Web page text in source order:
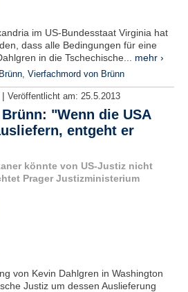
im US-Bundesstaat Virginia hat
dass alle Bedingungen für eine
in die Tschechische... mehr ›
Brünn, Vierfachmord von Brünn
| Veröffentlicht am: 25.5.2013
"Wenn die USA
entgeht er
könnte von US-Justiz nicht
Prager Justizministerium
von Kevin Dahlgren in Washington
Justiz um dessen Auslieferung